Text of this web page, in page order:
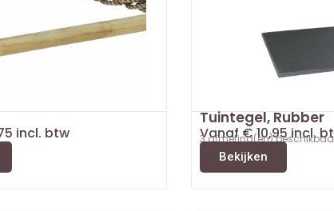
incl. btw
Tuintegel, Rubber
Vanaf€10,95incl.
3 afmeting(en)
Bekijken